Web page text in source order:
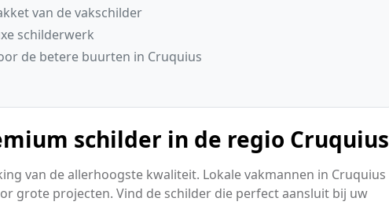
van de vakschilder
schilderwerk
de betere buurten in Cruquius
schilder in de regio Cruquius
van de allerhoogste kwaliteit. Lokale vakmannen in Cruquius
grote projecten. Vind de schilder die perfect aansluit bij uw